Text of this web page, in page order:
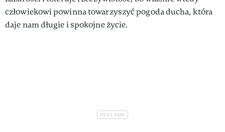
człowiekowi powinna towarzyszyć pogoda ducha, która
daje nam długie i spokojne życie.